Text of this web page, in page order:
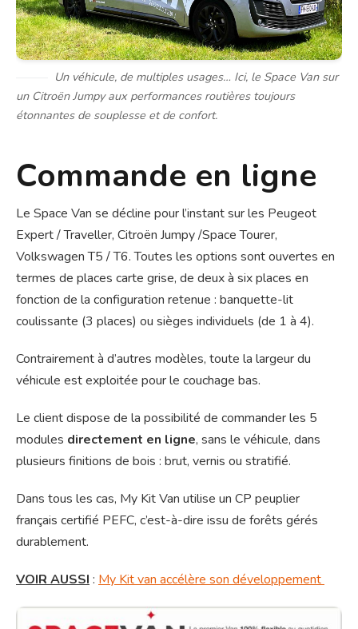
Un véhicule, de multiples usages… Ici, le Space Van sur
un Citroën Jumpy aux performances routières toujours
étonnantes de souplesse et de confort.
Commande en ligne
Le Space Van se décline pour l’instant sur les Peugeot
Expert / Traveller, Citroën Jumpy /Space Tourer,
Volkswagen T5 / T6. Toutes les options sont ouvertes en
termes de places carte grise, de deux à six places en
fonction de la configuration retenue : banquette-lit
coulissante (3 places) ou sièges individuels (de 1 à 4).
Contrairement à d’autres modèles, toute la largeur du
véhicule est exploitée pour le couchage bas.
Le client dispose de la possibilité de commander les 5
modules directement en ligne, sans le véhicule, dans
plusieurs finitions de bois : brut, vernis ou stratifié.
Dans tous les cas, My Kit Van utilise un CP peuplier
français certifié PEFC, c’est-à-dire issu de forêts gérés
durablement.
VOIR AUSSI : My Kit van accélère son développement